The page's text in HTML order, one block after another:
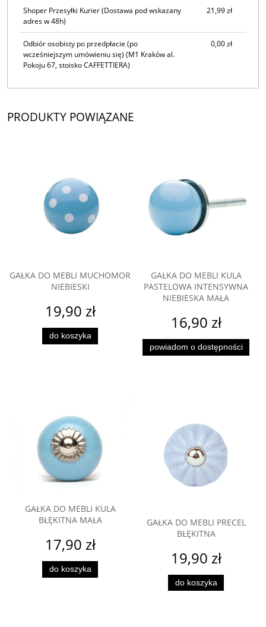
Shoper Przesyłki Kurier(Dostawa pod wskazany
adres w 48h)
21,99 zł
Odbiór osobisty po przedpłacie (po
wcześniejszym umówieniu się) (M1 Kraków al.
Pokoju 67, stoisko CAFFETTIERA)
0,00 zł
PRODUKTY POWIĄZANE
GAŁKA DO MEBLI MUCHOMOR
NIEBIESKI
19,90 zł
do koszyka
GAŁKA DO MEBLI KULA
PASTELOWA INTENSYWNA
NIEBIESKA MAŁA
16,90 zł
powiadom o dostępności
GAŁKA DO MEBLI KULA
BŁĘKITNA MAŁA
17,90 zł
do koszyka
GAŁKA DO MEBLI PRECEL
BŁĘKITNA
19,90 zł
do koszyka